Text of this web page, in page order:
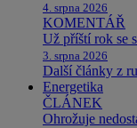
4. srpna 2026
KOMENTÁŘ
Už příští rok se
3. srpna 2026
Další články z
Energetika
ČLÁNEK
Ohrožuje